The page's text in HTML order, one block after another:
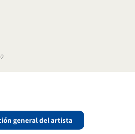
general del artista